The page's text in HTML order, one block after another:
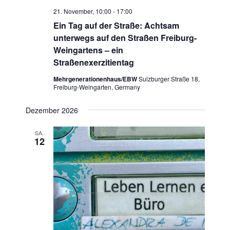
Ein Tag auf der Straße: Achtsam
unterwegs auf den Straßen Freiburg-
Weingartens – ein
Straßenexerzitientag
21. November, 10:00 - 17:00
Mehrgenerationenhaus/EBWSulzburger Straße 18,
Freiburg-Weingarten, Germany
Dezember 2026
SA.
12